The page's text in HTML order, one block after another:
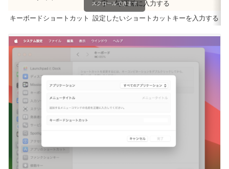
“一字一句”正確に入力する
キーボードショートカット 設定したいショートカットキーを入力する
スクロールできます